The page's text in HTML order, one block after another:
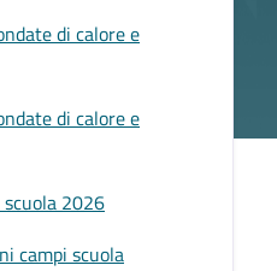
di calore e
di calore e
2026
campi scuola